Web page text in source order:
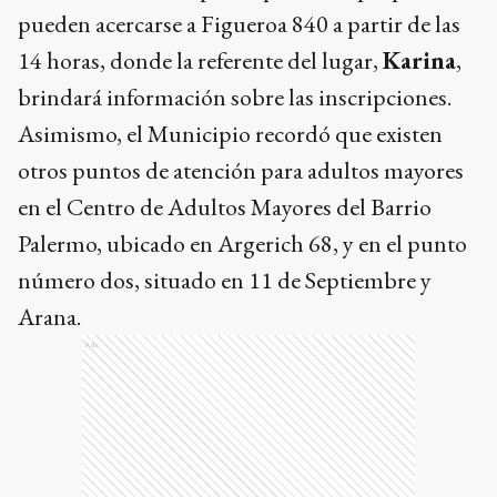
pueden acercarse a Figueroa 840 a partir de las
14 horas, donde la referente del lugar,Karina,
brindará información sobre las inscripciones.
Asimismo, el Municipio recordó que existen
otros puntos de atención para adultos mayores
en el Centro de Adultos Mayores del Barrio
Palermo, ubicado en Argerich 68, y en el punto
número dos, situado en 11 de Septiembre y
Arana.
Ads